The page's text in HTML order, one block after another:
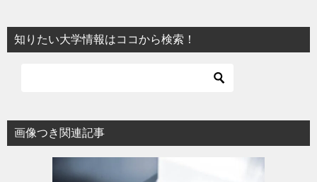
知りたい大学情報はココから検索！
画像つき関連記事